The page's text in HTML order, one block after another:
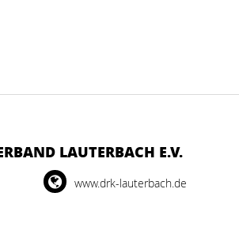
LAUTERBACH E.V.
www.drk-lauterbach.de